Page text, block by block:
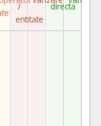
/
entitate
directa